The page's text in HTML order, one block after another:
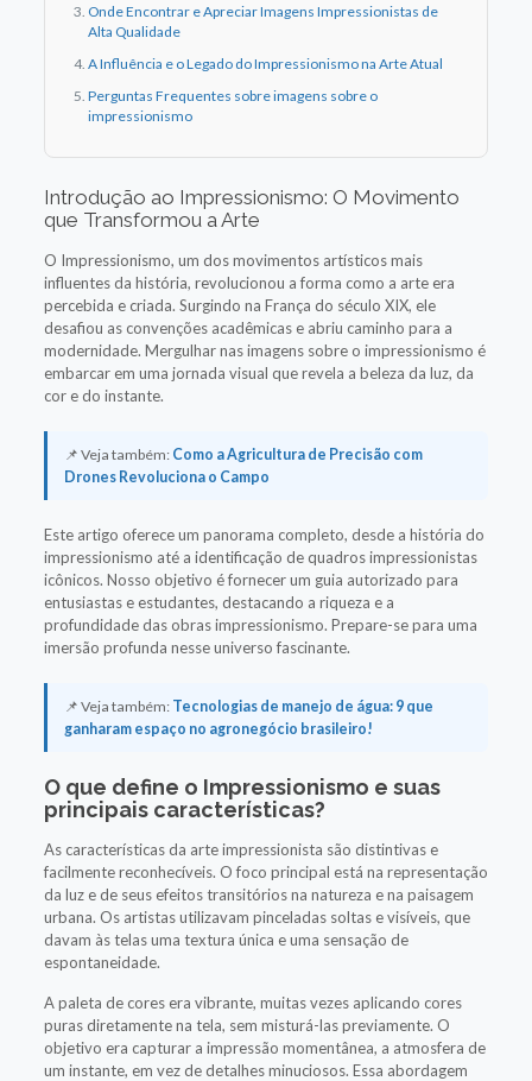
Onde Encontrar e Apreciar Imagens Impressionistas de
Alta Qualidade
A Influência e o Legado do Impressionismo na Arte Atual
Perguntas Frequentes sobre imagens sobre o
impressionismo
Introdução ao Impressionismo: O Movimento
que Transformou a Arte
O Impressionismo, um dos movimentos artísticos mais
influentes da história, revolucionou a forma como a arte era
percebida e criada. Surgindo na França do século XIX, ele
desafiou as convenções acadêmicas e abriu caminho para a
modernidade. Mergulhar nas imagens sobre o impressionismo é
embarcar em uma jornada visual que revela a beleza da luz, da
cor e do instante.
📌 Veja também: Como a Agricultura de Precisão com
Drones Revoluciona o Campo
Este artigo oferece um panorama completo, desde a história do
impressionismo até a identificação de quadros impressionistas
icônicos. Nosso objetivo é fornecer um guia autorizado para
entusiastas e estudantes, destacando a riqueza e a
profundidade das obras impressionismo. Prepare-se para uma
imersão profunda nesse universo fascinante.
📌 Veja também: Tecnologias de manejo de água: 9 que
ganharam espaço no agronegócio brasileiro!
O que define o Impressionismo e suas
principais características?
As características da arte impressionista são distintivas e
facilmente reconhecíveis. O foco principal está na representação
da luz e de seus efeitos transitórios na natureza e na paisagem
urbana. Os artistas utilizavam pinceladas soltas e visíveis, que
davam às telas uma textura única e uma sensação de
espontaneidade.
A paleta de cores era vibrante, muitas vezes aplicando cores
puras diretamente na tela, sem misturá-las previamente. O
objetivo era capturar a impressão momentânea, a atmosfera de
um instante, em vez de detalhes minuciosos. Essa abordagem